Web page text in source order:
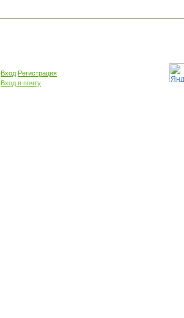
Вход Регистрация
Вход в почту